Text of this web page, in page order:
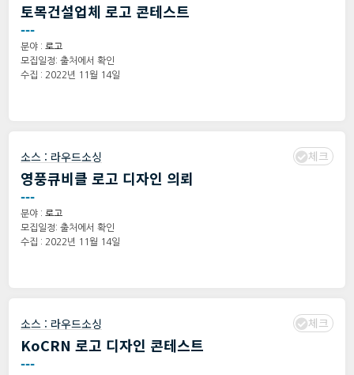
토목건설업체 로고 콘테스트
---
분야 : 로고
모집일정: 출처에서 확인
수집 : 2022년 11월 14일
소스 : 라우드소싱 체크
영풍큐비클 로고 디자인 의뢰
---
분야 : 로고
모집일정: 출처에서 확인
수집 : 2022년 11월 14일
소스 : 라우드소싱 체크
KoCRN 로고 디자인 콘테스트
---